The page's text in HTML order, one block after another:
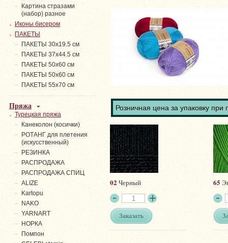
Розничная цена за упаковку при
02Черный
Заказать
65
Картина стразами
(набор) разное
Иконы бисером
ПАКЕТЫ
ПАКЕТЫ 30х19.5 см
ПАКЕТЫ 37х44.5 см
ПАКЕТЫ 50х60 см
ПАКЕТЫ 50х60 см
ПАКЕТЫ 55х70 см
Пряжа
Турецкая пряжа
Канеколон (косички)
РОТАНГ для плетения
(искусственный)
PЕЗИНКА
РАСПРОДАЖА
РАСПРОДАЖА СПИЦ
ALIZE
Kartopu
NAKO
YARNART
НОРКА
Помпон